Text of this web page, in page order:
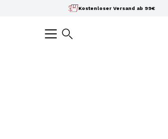
Kostenloser Versand ab 99€